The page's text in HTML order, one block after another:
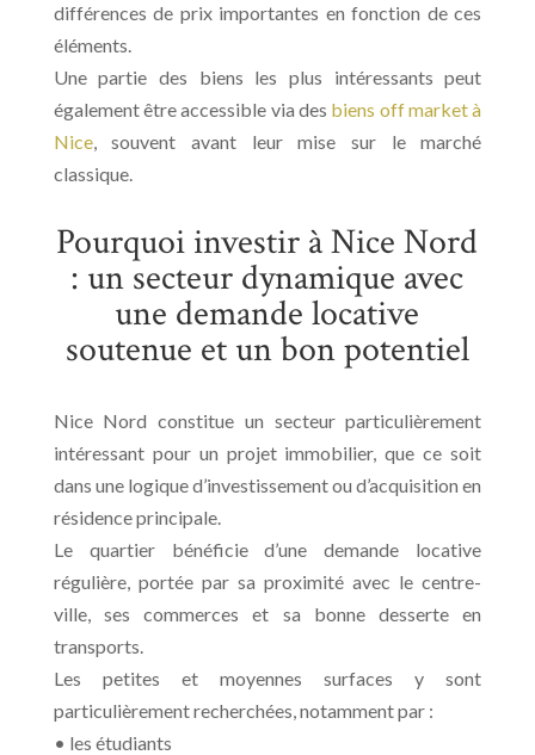
différences de prix importantes en fonction de ces
éléments.
Une partie des biens les plus intéressants peut
également être accessible via des biens off market à
Nice, souvent avant leur mise sur le marché
classique.
Pourquoi investir à Nice Nord
: un secteur dynamique avec
une demande locative
soutenue et un bon potentiel
Nice Nord constitue un secteur particulièrement
intéressant pour un projet immobilier, que ce soit
dans une logique d’investissement ou d’acquisition en
résidence principale.
Le quartier bénéficie d’une demande locative
régulière, portée par sa proximité avec le centre-
ville, ses commerces et sa bonne desserte en
transports.
Les petites et moyennes surfaces y sont
particulièrement recherchées, notamment par :
• les étudiants